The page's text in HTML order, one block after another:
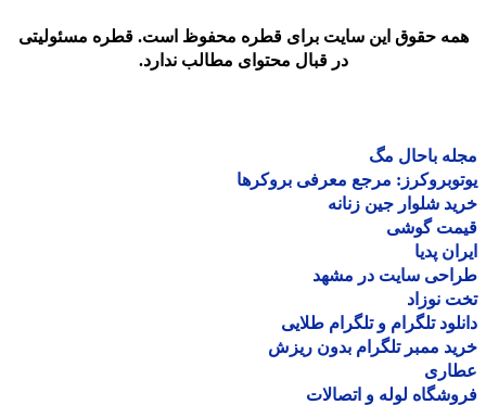
حقوق این سایت برای قطره محفوظ است. قطره مسئولیتی
در قبال محتوای مطالب ندارد.
باحال مگ
مرجع معرفی بروکرها
شلوار جین زنانه
گوشی
پدیا
سایت در مشهد
نوزاد
تلگرام و تلگرام طلایی
ممبر تلگرام بدون ریزش
لوله و اتصالات